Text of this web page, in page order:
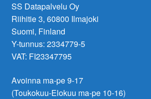
SS Datapalvelu Oy
Riihitie 3, 60800 Ilmajoki
Suomi, Finland
Y-tunnus: 2334779-5
VAT: FI23347795
Avoinna ma-pe 9-17
(Toukokuu-Elokuu ma-pe 10-16)